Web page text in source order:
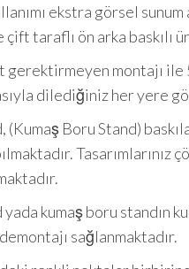
ekstra görsel sunum
taraflı ön arka baskılı
gerektirmeyen montajı ile
dilediğiniz her yere
(Kumaş Boru Stand)
yada kumaş boru standın
sağlanmaktadır.